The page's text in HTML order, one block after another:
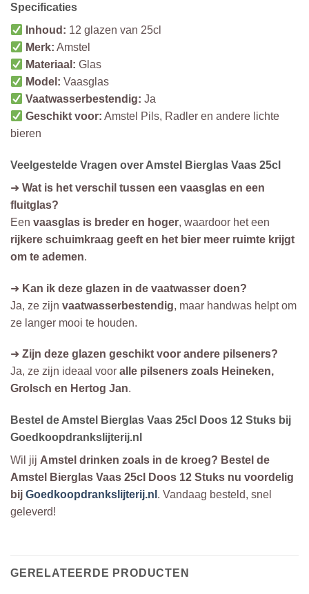
Specificaties
Inhoud: 12 glazen van 25cl
Merk: Amstel
Materiaal: Glas
Model: Vaasglas
Vaatwasserbestendig: Ja
Geschikt voor: Amstel Pils, Radler en andere lichte
bieren
Veelgestelde Vragen over Amstel Bierglas Vaas 25cl
➜ Wat is het verschil tussen een vaasglas en een
fluitglas?
Een vaasglas is breder en hoger, waardoor het een
rijkere schuimkraag geeft en het bier meer ruimte krijgt
om te ademen.
➜ Kan ik deze glazen in de vaatwasser doen?
Ja, ze zijn vaatwasserbestendig, maar handwas helpt om
ze langer mooi te houden.
➜ Zijn deze glazen geschikt voor andere pilseners?
Ja, ze zijn ideaal voor alle pilseners zoals Heineken,
Grolsch en Hertog Jan.
Bestel de Amstel Bierglas Vaas 25cl Doos 12 Stuks bij
Goedkoopdrankslijterij.nl
Wil jij Amstel drinken zoals in de kroeg? Bestel de
Amstel Bierglas Vaas 25cl Doos 12 Stuks nu voordelig
bij Goedkoopdrankslijterij.nl . Vandaag besteld, snel
geleverd!
GERELATEERDE PRODUCTEN